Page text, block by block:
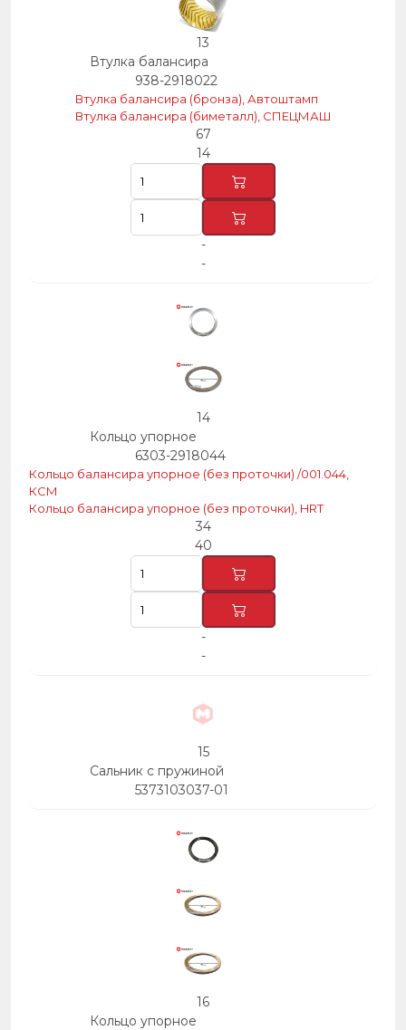
13
Втулка балансира
938-2918022
Втулка балансира (бронза), Автоштамп
Втулка балансира (биметалл), СПЕЦМАШ
67
14
-
-
14
Кольцо упорное
6303-2918044
Кольцо балансира упорное (без проточки) /001.044,
КСМ
Кольцо балансира упорное (без проточки), HRT
34
40
-
-
15
Сальник с пружиной
5373103037-01
16
Кольцо упорное